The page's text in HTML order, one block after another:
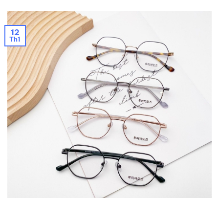
12
Th1